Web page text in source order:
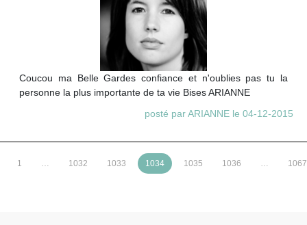
Coucou ma Belle Gardes confiance et n'oublies pas tu la
personne la plus importante de ta vie Bises ARIANNE
posté par ARIANNE le 04-12-2015
1 1032 1033 1034 1035 1036 1067